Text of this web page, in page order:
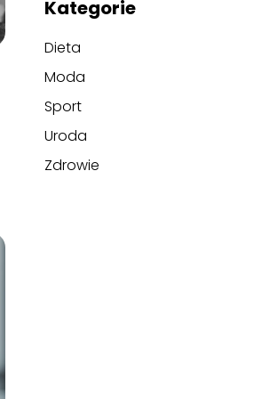
Kategorie
Dieta
Moda
Sport
Uroda
Zdrowie